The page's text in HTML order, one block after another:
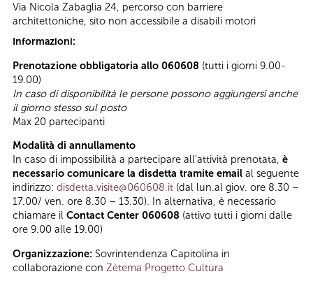
Via Nicola Zabaglia 24, percorso con barriere
architettoniche, sito non accessibile a disabili motori
Informazioni:
Prenotazione obbligatoria allo 060608 (tutti i giorni 9.00-
19.00)
In caso di disponibilità le persone possono aggiungersi anche
il giorno stesso sul posto
Max 20 partecipanti
Modalità di annullamento
In caso di impossibilità a partecipare all’attività prenotata, è
necessario comunicare la disdetta tramite email al seguente
indirizzo: disdetta.visite@060608.it (dal lun.al giov. ore 8.30 –
17.00/ ven. ore 8.30 – 13.30). In alternativa, è necessario
chiamare il Contact Center 060608 (attivo tutti i giorni dalle
ore 9.00 alle 19.00)
Organizzazione: Sovrintendenza Capitolina in
collaborazione con Zètema Progetto Cultura